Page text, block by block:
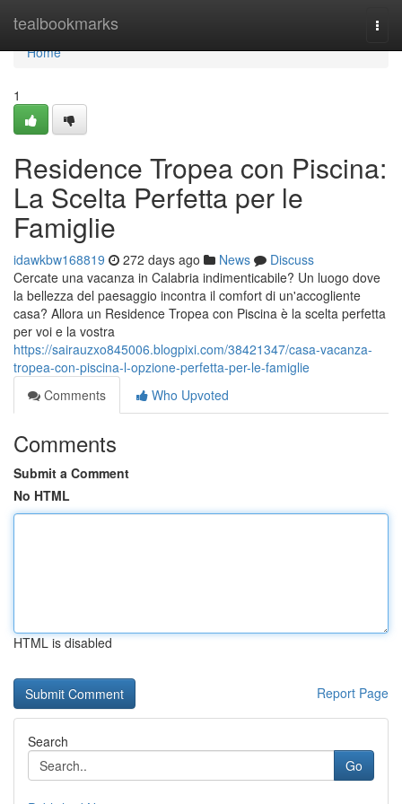
tealbookmarks
Home
Home
1
Residence Tropea con Piscina:
La Scelta Perfetta per le
Famiglie
idawkbw168819 272 days ago News
Discuss
Cercate una vacanza in Calabria indimenticabile? Un luogo dove
la bellezza del paesaggio incontra il comfort di un'accogliente
casa? Allora un Residence Tropea con Piscina è la scelta perfetta
per voi e la vostra
https://sairauzxo845006.blogpixi.com/38421347/casa-vacanza-
tropea-con-piscina-l-opzione-perfetta-per-le-famiglie
Comments
Who Upvoted
Comments
Submit a Comment
No HTML
HTML is disabled
Report Page
Search
Go